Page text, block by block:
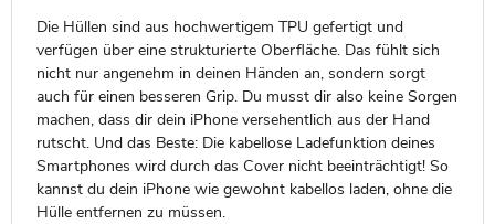
Die Hüllen sind aus hochwertigem TPU gefertigt und
verfügen über eine strukturierte Oberfläche. Das fühlt sich
nicht nur angenehm in deinen Händen an, sondern sorgt
auch für einen besseren Grip. Du musst dir also keine Sorgen
machen, dass dir dein iPhone versehentlich aus der Hand
rutscht. Und das Beste: Die kabellose Ladefunktion deines
Smartphones wird durch das Cover nicht beeinträchtigt! So
kannst du dein iPhone wie gewohnt kabellos laden, ohne die
Hülle entfernen zu müssen.